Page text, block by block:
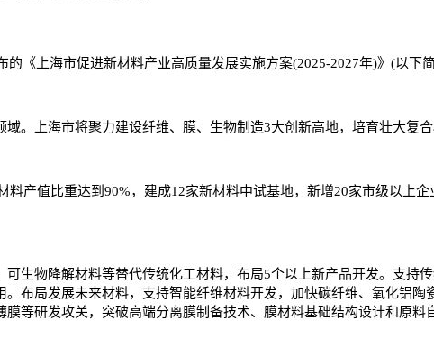
《上海市促进新材料产业高质量发展实施方案(2025-2027年)》(以下
。上海市将聚力建设纤维、膜、生物制造3大创新高地，培育壮大复
料产值比重达到90%，建成12家新材料中试基地，新增20家市级以上
可生物降解材料等替代传统化工材料，布局5个以上新产品开发。支
布局发展未来材料，支持智能纤维材料开发，加快碳纤维、氧化铝
等研发攻关，突破高端分离膜制备技术、膜材料基础结构设计和原料